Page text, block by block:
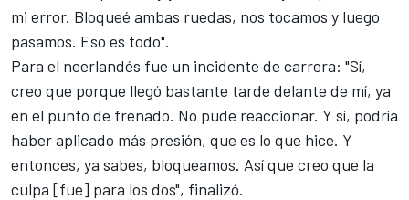
mi error. Bloqueé ambas ruedas, nos tocamos y luego
pasamos. Eso es todo".
Para el neerlandés fue un incidente de carrera: "Sí,
creo que porque llegó bastante tarde delante de mí, ya
en el punto de frenado. No pude reaccionar. Y sí, podría
haber aplicado más presión, que es lo que hice. Y
entonces, ya sabes, bloqueamos. Así que creo que la
culpa [fue] para los dos", finalizó.